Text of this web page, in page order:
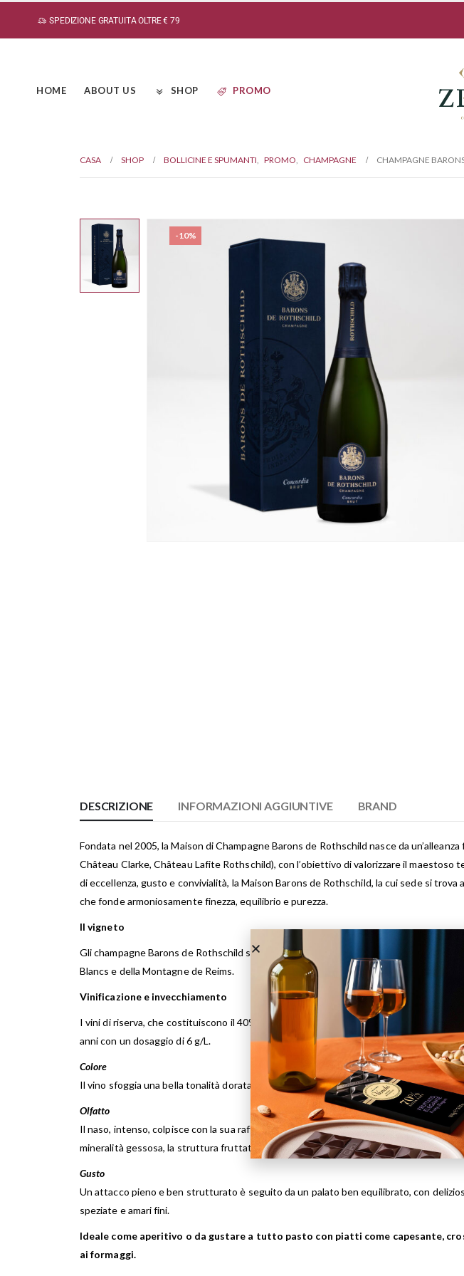
SPEDIZIONE GRATUITA OLTRE € 79
HOME ABOUT US SHOP PROMO
CASA SHOP BOLLICINE E SPUMANTI PROMO CHAMPAGNE CHAMPAGNE
-10%
DESCRIZIONE INFORMAZIONI AGGIUNTIVE BRAND
Fondata nel 2005, la Maison di Champagne Barons de Rothschild nasce da
Château Clarke, Château Lafite Rothschild), con l’obiettivo di valorizzare il maestoso
di eccellenza, gusto e convivialità, la Maison Barons de Rothschild, la cui sede si
che fonde armoniosamente finezza, equilibrio e purezza.
Il vigneto
Gli champagne Barons de Rothschild sono prodotti con uve coltivate negli
Blancs e della Montagne de Reims.
Vinificazione e invecchiamento
I vini di riserva, che costituiscono il 40% dell’assemblaggio, sono una garanzia di alta
anni con un dosaggio di 6 g/L.
Colore
Il vino sfoggia una bella tonalità dorata, che rivela un’effervescenza fine e delicata.
Olfatto
Il naso, intenso, colpisce con la sua raffinata espressione dei due vitigni che
mineralità gessosa, la struttura fruttata e le note speziate tipiche del pinot nero.
Gusto
Un attacco pieno e ben strutturato è seguito da un palato ben equilibrato, con
speziate e amari fini.
Ideale come aperitivo o da gustare a tutto pasto con piatti come capesante,
ai formaggi.